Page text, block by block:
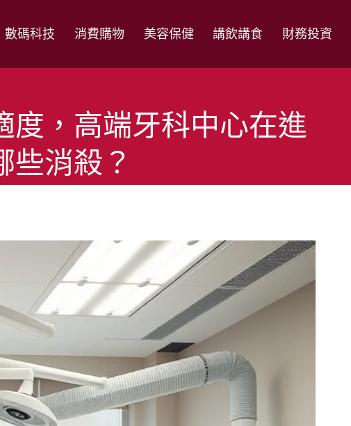
數碼科技 消費購物 美容保健 講飲講食 財務投資
度，高端牙科中心在進
些消殺？